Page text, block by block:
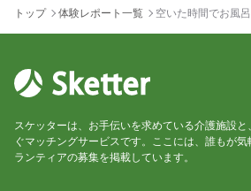
トップ 体験レポート一覧 空いた時間でお風呂
スケッターは、お手伝いを求めている介護施設
ぐマッチングサービスです。ここには、誰もが
ランティアの募集を掲載しています。